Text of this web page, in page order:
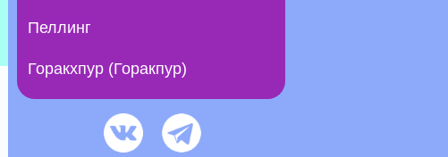
Пеллинг
Горакхпур (Горакпур)